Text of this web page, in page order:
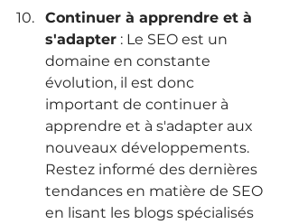
Continuer à apprendre et à
s'adapter : Le SEO est un
domaine en constante
évolution, il est donc
important de continuer à
apprendre et à s'adapter aux
nouveaux développements.
Restez informé des dernières
tendances en matière de SEO
en lisant les blogs spécialisés